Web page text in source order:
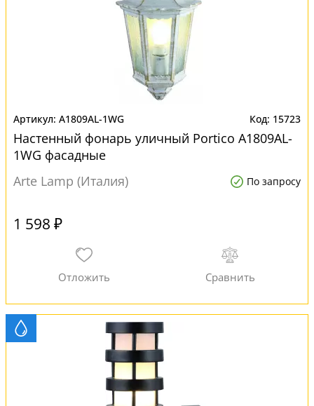
A1809AL-1WG 15723
Настенный фонарь уличный Portico A1809AL-
1WG фасадные
Arte Lamp (Италия)
По запросу
1 598 ₽